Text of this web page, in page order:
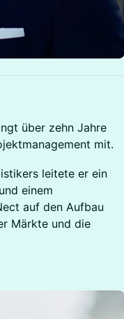
über zehn Jahre
mit.
leitete er ein
einem
auf den Aufbau
Märkte und die